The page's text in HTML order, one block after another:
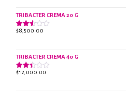
TRIBACTER CREMA 20 G
Valorado
$8,500.00
TRIBACTER CREMA 40 G
Valorado
$12,000.00